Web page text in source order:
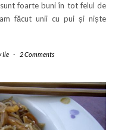
foarte buni în tot felul de
făcut unii cu pui și niște
Ile - 2 Comments